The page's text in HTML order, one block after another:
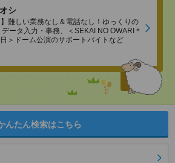
シ
】難しい業務なし＆電話なし！ゆっくりの
ータ入力・事務、＜SEKAI NO OWARI＊
＞ドーム公演のサポートバイトなど
んたん検索はこちら